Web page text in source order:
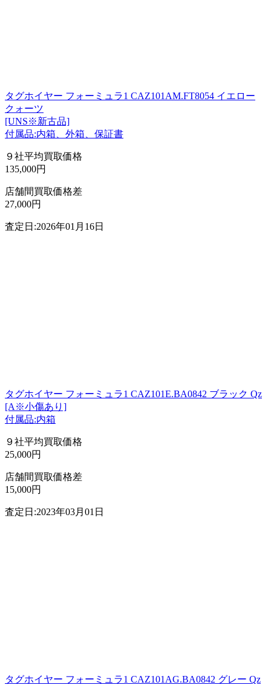
タグホイヤー フォーミュラ1 CAZ101AM.FT8054 イエロー
クォーツ
[UNS※新古品]
付属品:内箱、外箱、保証書
９社平均買取価格
135,000円
店舗間買取価格差
27,000円
査定日:2026年01月16日
タグホイヤー フォーミュラ1 CAZ101E.BA0842 ブラック Qz
[A※小傷あり]
付属品:内箱
９社平均買取価格
25,000円
店舗間買取価格差
15,000円
査定日:2023年03月01日
タグホイヤー フォーミュラ1 CAZ101AG.BA0842 グレー Qz